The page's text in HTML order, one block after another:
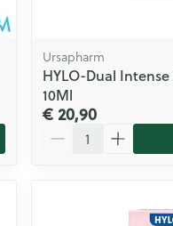
Ursapharm
HYLO-Dual
10Ml
€ 20,90